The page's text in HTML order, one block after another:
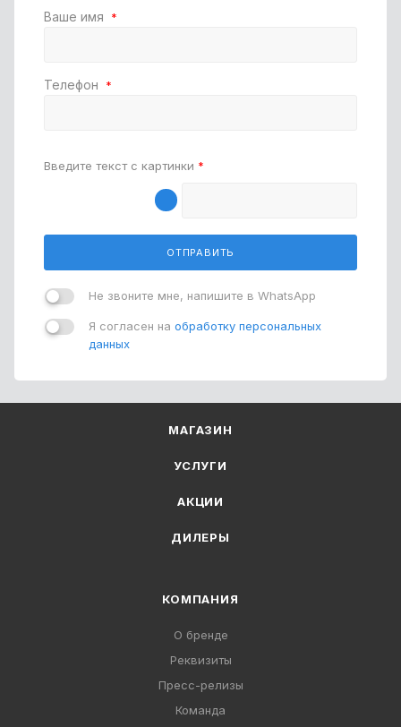
Ваше имя
*
Телефон *
Введите текст с картинки *
ОТПРАВИТЬ
Не звоните мне, напишите в WhatsApp
Я согласен на обработку персональных
данных
МАГАЗИН
УСЛУГИ
АКЦИИ
ДИЛЕРЫ
КОМПАНИЯ
О бренде
Реквизиты
Пресс-релизы
Команда